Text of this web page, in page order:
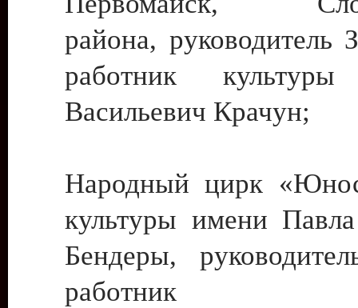
района, руководитель
работник культуры
Васильевич Крачун;
Народный цирк
культуры имени
Бендеры,
работник